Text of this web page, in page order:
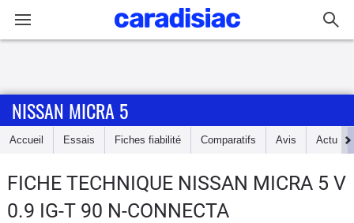
Accueil
Essais
NISSAN MICRA 5
Accueil Essais Fiches fiabilité Comparatifs Avis Actu
FICHE TECHNIQUE NISSAN MICRA 5 V
0.9 IG-T 90 N-CONNECTA